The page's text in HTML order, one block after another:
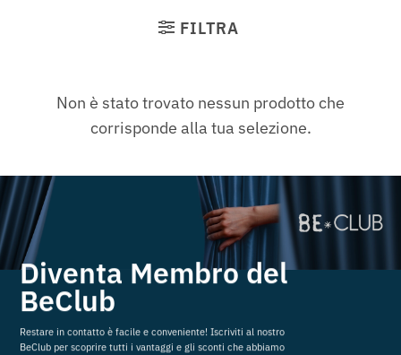
FILTRA
Non è stato trovato nessun prodotto che
corrisponde alla tua selezione.
Diventa Membro del
BeClub
Restare in contatto è facile e conveniente! Iscriviti al nostro
BeClub per scoprire tutti i vantaggi e gli sconti che abbiamo